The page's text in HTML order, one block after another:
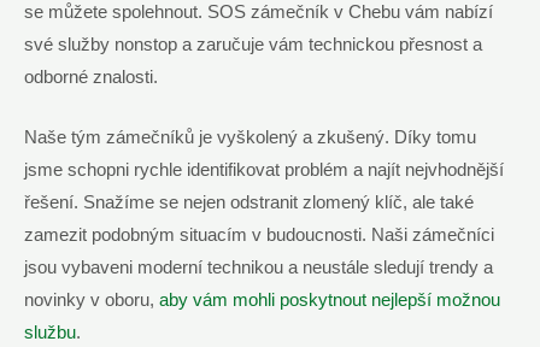
se můžete ​spolehnout. SOS ⁣zámečník v Chebu vám nabízí
své služby nonstop a zaručuje vám technickou přesnost a
odborné znalosti.
Naše tým zámečníků ‍je vyškolený ⁢a⁢ zkušený. Díky tomu
jsme ‌schopni rychle identifikovat problém a najít nejvhodnější
řešení. ⁢Snažíme ⁢se nejen odstranit zlomený klíč, ⁣ale také
zamezit podobným situacím v budoucnosti. Naši zámečníci
jsou‍ vybaveni moderní technikou a neustále sledují‍ trendy a
⁢novinky‌ v oboru,‍ aby⁣ vám mohli poskytnout nejlepší možnou
⁢službu.